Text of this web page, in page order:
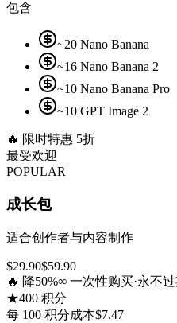
包含
~20 Nano Banana
~16 Nano Banana 2
~10 Nano Banana Pro
~10 GPT Image 2
🔥 限时特惠 5折
最受欢迎
POPULAR
成长包
适合创作者与内容制作
$29.90$59.90
🔥 降50%∞ 一次性购买·永不过
★400 积分
每 100 积分成本$7.47